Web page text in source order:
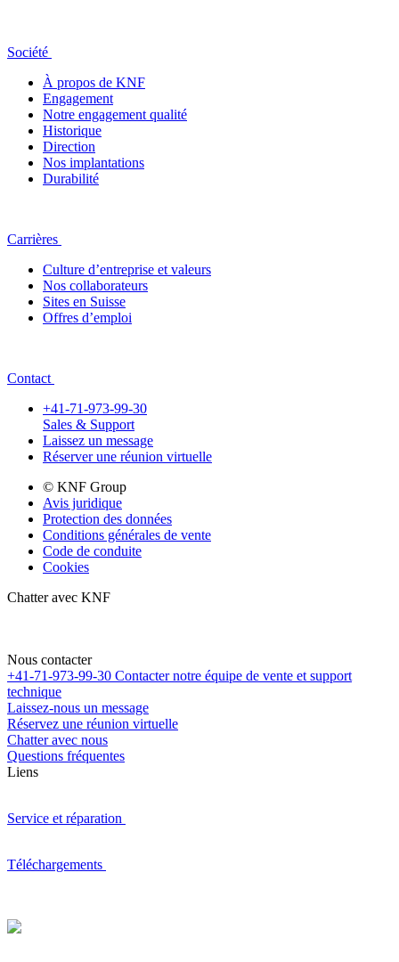
Société
À propos de KNF
Engagement
Notre engagement qualité
Historique
Direction
Nos implantations
Durabilité
Carrières
Culture d’entreprise et valeurs
Nos collaborateurs
Sites en Suisse
Offres d’emploi
Contact
+41-71-973-99-30
Sales & Support
Laissez un message
Réserver une réunion virtuelle
© KNF Group
Avis juridique
Protection des données
Conditions générales de vente
Code de conduite
Cookies
Chatter avec KNF
Nous contacter
+41-71-973-99-30 Contacter notre équipe de vente et support
technique
Laissez-nous un message
Réservez une réunion virtuelle
Chatter avec nous
Questions fréquentes
Liens
Service et réparation
Téléchargements